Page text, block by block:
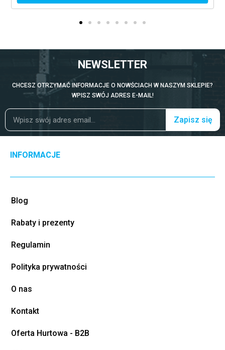
NEWSLETTER
CHCESZ OTRZYMAĆ INFORMACJE O NOWŚCIACH W NASZYM SKLEPIE?
WPISZ SWÓJ ADRES E-MAIL!
Zapisz się
INFORMACJE
Blog
Rabaty i prezenty
Regulamin
Polityka prywatności
O nas
Kontakt
Oferta Hurtowa - B2B